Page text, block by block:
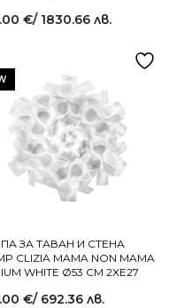
€/ 1830.66 лв.
ЗА ТАВАН И СТЕНА
CLIZIA MAMA NON MAMA
WHITE Ø53 СМ 2XE27
€/ 692.36 лв.